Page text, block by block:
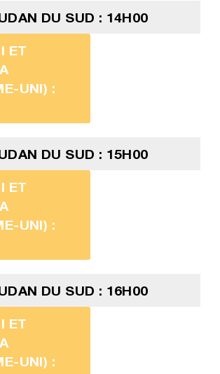
DU SUD : 14H00
ET
UNI) :
DU SUD : 15H00
ET
UNI) :
DU SUD : 16H00
ET
UNI) :